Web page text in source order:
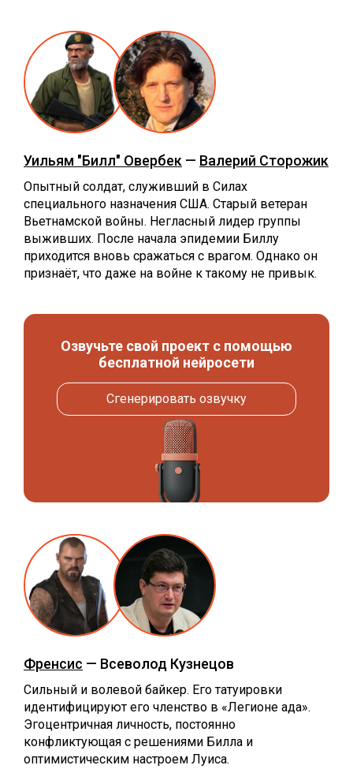
Уильям "Билл" Овербек — Валерий Сторожик
Опытный солдат, служивший в Силах
специального назначения США. Старый ветеран
Вьетнамской войны. Негласный лидер группы
выживших. После начала эпидемии Биллу
приходится вновь сражаться с врагом. Однако он
признаёт, что даже на войне к такому не привык.
Озвучьте свой проект с помощью
бесплатной нейросети
Сгенерировать озвучку
Френсис — Всеволод Кузнецов
Сильный и волевой байкер. Его татуировки
идентифицируют его членство в «Легионе ада».
Эгоцентричная личность, постоянно
конфликтующая с решениями Билла и
оптимистическим настроем Луиса.